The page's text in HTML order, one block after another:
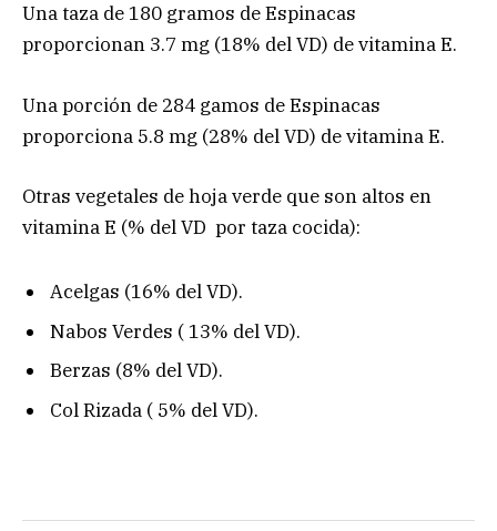
Una taza de 180 gramos de Espinacas
proporcionan 3.7 mg (18% del VD) de vitamina E.
Una porción de 284 gamos de Espinacas
proporciona 5.8 mg (28% del VD) de vitamina E.
Otras vegetales de hoja verde que son altos en
vitamina E (% del VD por taza cocida):
Acelgas (16% del VD).
Nabos Verdes ( 13% del VD).
Berzas (8% del VD).
Col Rizada ( 5% del VD).